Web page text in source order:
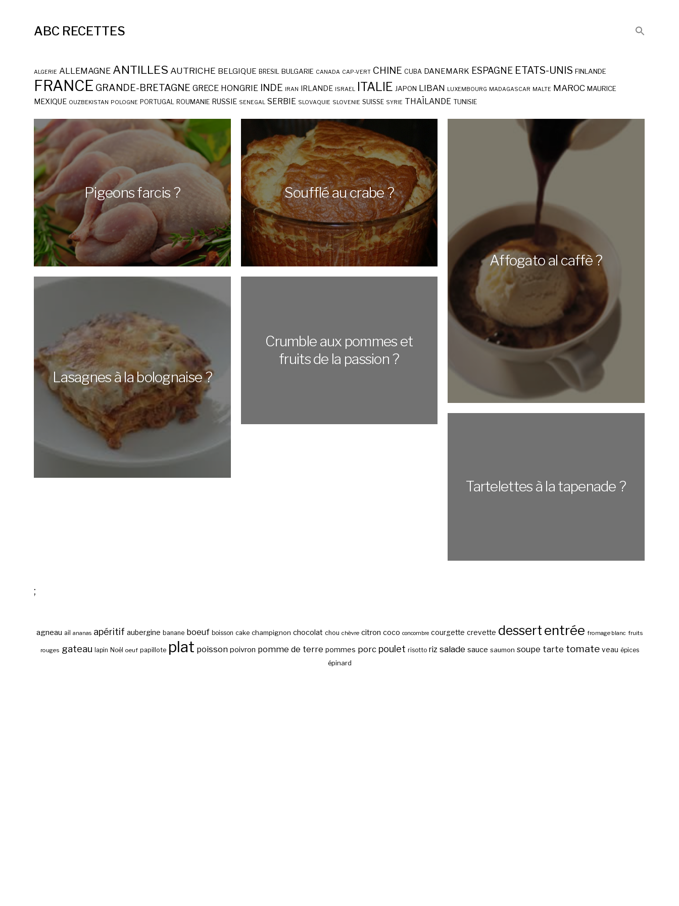
ABC RECETTES
ALGERIE ALLEMAGNE ANTILLES AUTRICHE BELGIQUE BRESIL BULGARIE CANADA CAP-VERT CHINE CUBA DANEMARK ESPAGNE ETATS-UNIS FINLANDE
FRANCE GRANDE-BRETAGNE GRECE HONGRIE INDE IRAN IRLANDE ISRAEL ITALIE JAPON LIBAN LUXEMBOURG MADAGASCAR MALTE MAROC MAURICE
MEXIQUE OUZBEKISTAN POLOGNE PORTUGAL ROUMANIE RUSSIE SENEGAL SERBIE SLOVAQUIE SLOVENIE SUISSE SYRIE THAÏLANDE TUNISIE
Pigeons farcis ? Soufflé au crabe ?
Affogato al caffè ?
Lasagnes à la bolognaise ?
Crumble aux pommes et
fruits de la passion ?
Tartelettes à la tapenade ?
;
agneau ail ananas apéritif aubergine banane boeuf boisson cake champignon chocolat chou chèvre citron coco concombre courgette crevette dessert entrée fromage blanc fruits
rouges gateau lapin Noël oeuf papillote plat poisson poivron pomme de terre pommes porc poulet risotto riz salade sauce saumon soupe tarte tomate veau épices
épinard